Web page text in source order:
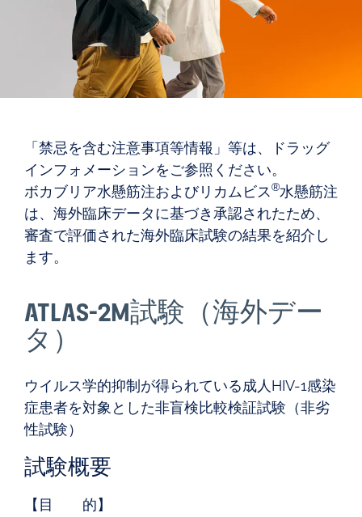
「禁忌を含む注意事項等情報」等は、ドラッグ
インフォメーションをご参照ください。
ボカブリア水懸筋注およびリカムビス®水懸筋注
は、海外臨床データに基づき承認されたため、
審査で評価された海外臨床試験の結果を紹介し
ます。
ATLAS-2M試験（海外デー
タ）
ウイルス学的抑制が得られている成人HIV-1感染
症患者を対象とした非盲検比較検証試験（非劣
性試験）
試験概要
【目 的】